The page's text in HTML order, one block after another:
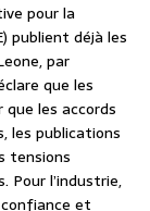
pour la
publient déjà les
par
que les
les accords
les publications
tensions
l’industrie,
et